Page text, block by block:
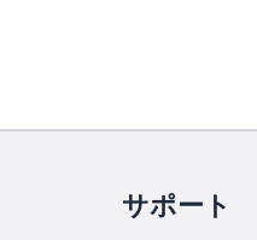
サポート